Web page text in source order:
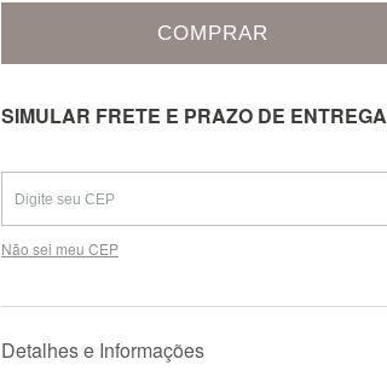
COMPRAR
SIMULAR FRETE E PRAZO DE ENTREGA
Não sei meu CEP
Detalhes e Informações